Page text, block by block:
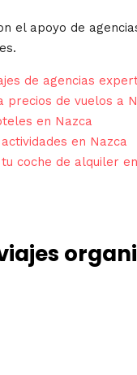
el apoyo de
de agencias
precios de vuelos a
en Nazca
en Nazca
coche de alquiler